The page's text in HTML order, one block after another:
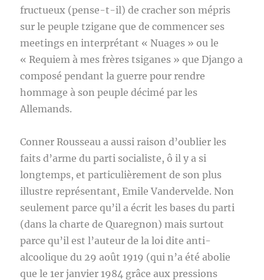
fructueux (pense-t-il) de cracher son mépris
sur le peuple tzigane que de commencer ses
meetings en interprétant « Nuages » ou le
« Requiem à mes frères tsiganes » que Django a
composé pendant la guerre pour rendre
hommage à son peuple décimé par les
Allemands.
Conner Rousseau a aussi raison d’oublier les
faits d’arme du parti socialiste, ô il y a si
longtemps, et particulièrement de son plus
illustre représentant, Emile Vandervelde. Non
seulement parce qu’il a écrit les bases du parti
(dans la charte de Quaregnon) mais surtout
parce qu’il est l’auteur de la loi dite anti-
alcoolique du 29 août 1919 (qui n’a été abolie
que le 1er janvier 1984 grâce aux pressions